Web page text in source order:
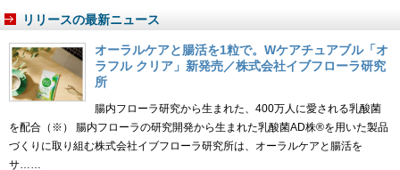
リリースの最新ニュース
オーラルケアと腸活を1粒で。Wケアチュアブル「オ
ラフル クリア」新発売／株式会社イブフローラ研究
所
腸内フローラ研究から生まれた、400万人に愛される乳酸菌
を配合（※） 腸内フローラの研究開発から生まれた乳酸菌AD株®を用いた製品
づくりに取り組む株式会社イブフローラ研究所は、オーラルケアと腸活を
サ……